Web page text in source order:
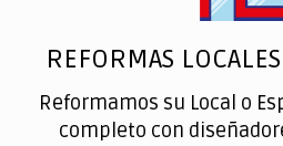
REFORMAS
Reformamos su Local o
completo con